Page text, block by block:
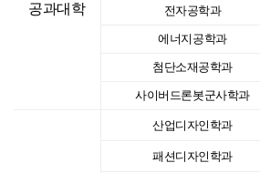
공과대학 전자공학과
에너지공학과
첨단소재공학과
사이버드론봇군사학과
산업디자인학과
패션디자인학과